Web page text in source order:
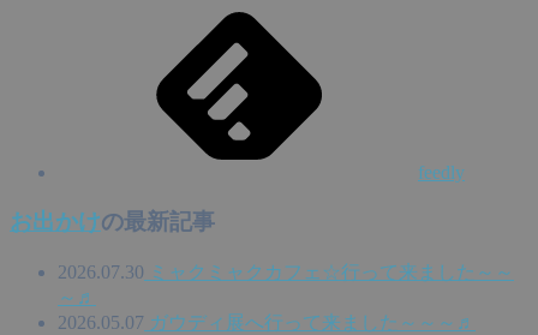
feedly
お出かけの最新記事
2026.07.30 ミャクミャクカフェ☆行って来ました～～
～♬
2026.05.07 ガウディ展へ行って来ました～～～♬